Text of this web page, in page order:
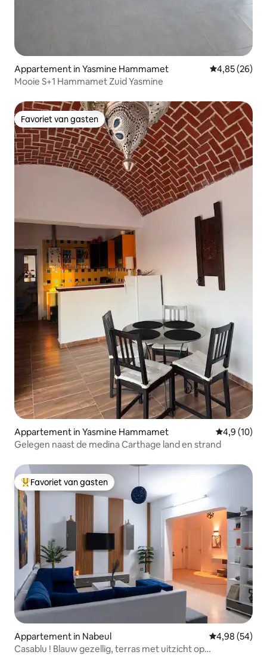
Appartement in Yasmine Hammamet Gemiddelde
4,85 (26)
Mooie S+1 Hammamet Zuid Yasmine
Favoriet van gasten
Favoriet van gasten
Appartement in Yasmine Hammamet
4,9 (10)
Gelegen naast de medina Carthage land en strand
Topfavoriet van gasten
Favoriet van gasten
Appartement in Nabeul‎ Gemiddelde
4,98 (54)
Casablu ! Blauw gezellig, terras met uitzicht op